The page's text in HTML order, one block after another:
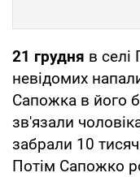
21 грудня в селі
невідомих
Сапожка в його
зв'язали
забрали 10
Потім Сапожко